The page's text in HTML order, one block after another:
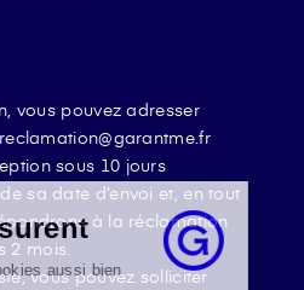
vous pouvez adresser
sous 10 jours
sa date d’envoi et, en tout
à la réclamation
2 mois.
vous pouvez solliciter
assurent
les cookies aussi bien